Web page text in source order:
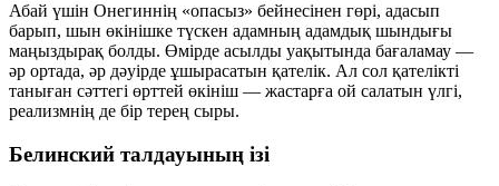
Абай үшін Онегиннің «опасыз» бейнесінен гөрі, адасып
барып, шын өкінішке түскен адамның адамдық шындығы
маңыздырақ болды. Өмірде асылды уақытында бағаламау —
әр ортада, әр дәуірде ұшырасатын қателік. Ал сол қателікті
таныған сәттегі өрттей өкініш — жастарға ой салатын үлгі,
реализмнің де бір терең сыры.
Белинский талдауының ізі